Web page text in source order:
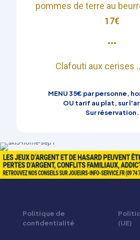
pommes de terre au
17€
•••​
Clafouti aux cerises
MENU 35€ par personne,
OU tarif au plat, sur
Sur réservation.
Politique de
confidentialité
(UE)